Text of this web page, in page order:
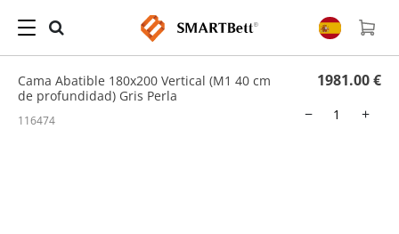
Hogar Cama Abatible
/ Cama Abatible 180x200 Vertical (M1 40 cm de profundidad)
Cama Abatible 180x200 Vertical (M1 40 cm
de profundidad) Gris Perla
1981.00 €
−
+
116474